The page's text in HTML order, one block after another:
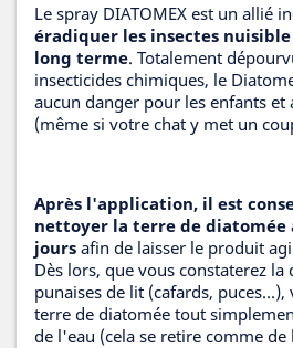
Le spray DIATOMEX est un allié
éradiquer les insectes
long terme. Totalement
insecticides chimiques, le
aucun danger pour les enfants
(même si votre chat y met un
Après l'application, il est
nettoyer la terre de diatomée
jours afin de laisser le produit
Dès lors, que vous constaterez
punaises de lit (cafards,
terre de diatomée tout
de l'eau (cela se retire comme de